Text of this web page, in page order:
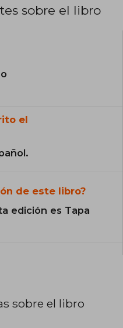
sobre el libro
el
de este libro?
edición es Tapa
sobre el libro